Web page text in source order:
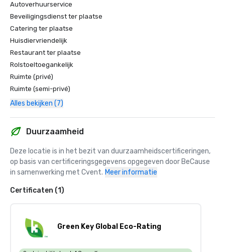
Autoverhuurservice
Beveiligingsdienst ter plaatse
Catering ter plaatse
Huisdiervriendelijk
Restaurant ter plaatse
Rolstoeltoegankelijk
Ruimte (privé)
Ruimte (semi-privé)
Alles bekijken (7)
Duurzaamheid
Deze locatie is in het bezit van duurzaamheidscertificeringen,
op basis van certificeringsgegevens opgegeven door BeCause
in samenwerking met Cvent. Meer informatie
Certificaten (1)
Green Key Global Eco-Rating